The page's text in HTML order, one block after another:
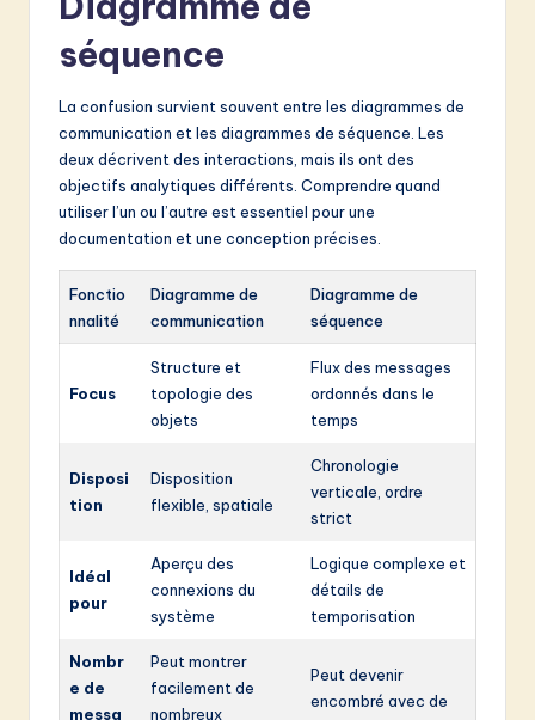
séquence
La confusion survient souvent entre les diagrammes de
communication et les diagrammes de séquence. Les
deux décrivent des interactions, mais ils ont des
objectifs analytiques différents. Comprendre quand
utiliser l’un ou l’autre est essentiel pour une
documentation et une conception précises.
Fonctio
nnalité
Diagramme de
communication
Diagramme de
séquence
Focus
Structure et
topologie des
objets
Flux des messages
ordonnés dans le
temps
Disposi
tion
Disposition
flexible, spatiale
Chronologie
verticale, ordre
strict
Idéal
pour
Aperçu des
connexions du
système
Logique complexe et
détails de
temporisation
Nombr
e de
messa
Peut montrer
facilement de
nombreux
Peut devenir
encombré avec de